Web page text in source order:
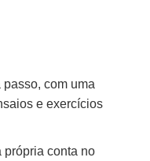
com uma
e exercícios
própria conta no